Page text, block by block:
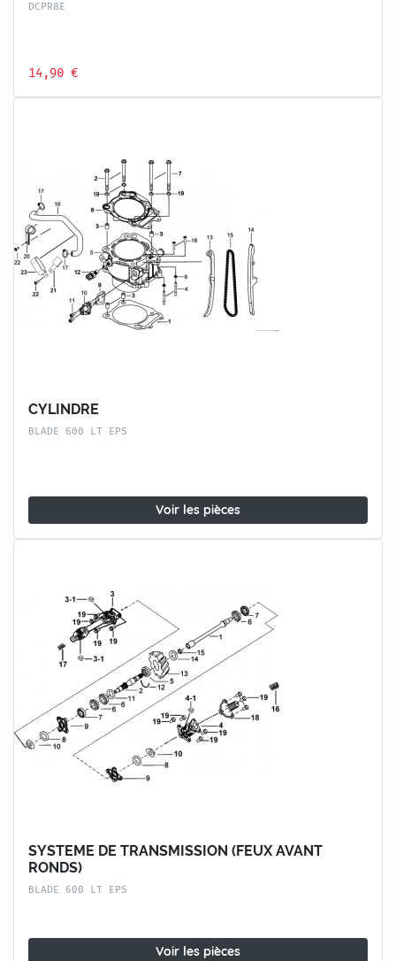
DCPR8E
14,90 €
CYLINDRE
BLADE 600 LT EPS
Voir les pièces
SYSTEME DE TRANSMISSION (FEUX AVANT
RONDS)
BLADE 600 LT EPS
Voir les pièces